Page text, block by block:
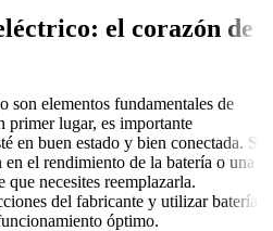
el corazón de
son elementos fundamentales de
primer lugar, es importante
en buen estado y bien conectada. Si
el rendimiento de la batería o una
necesites reemplazarla.
del fabricante y utilizar baterías
óptimo.